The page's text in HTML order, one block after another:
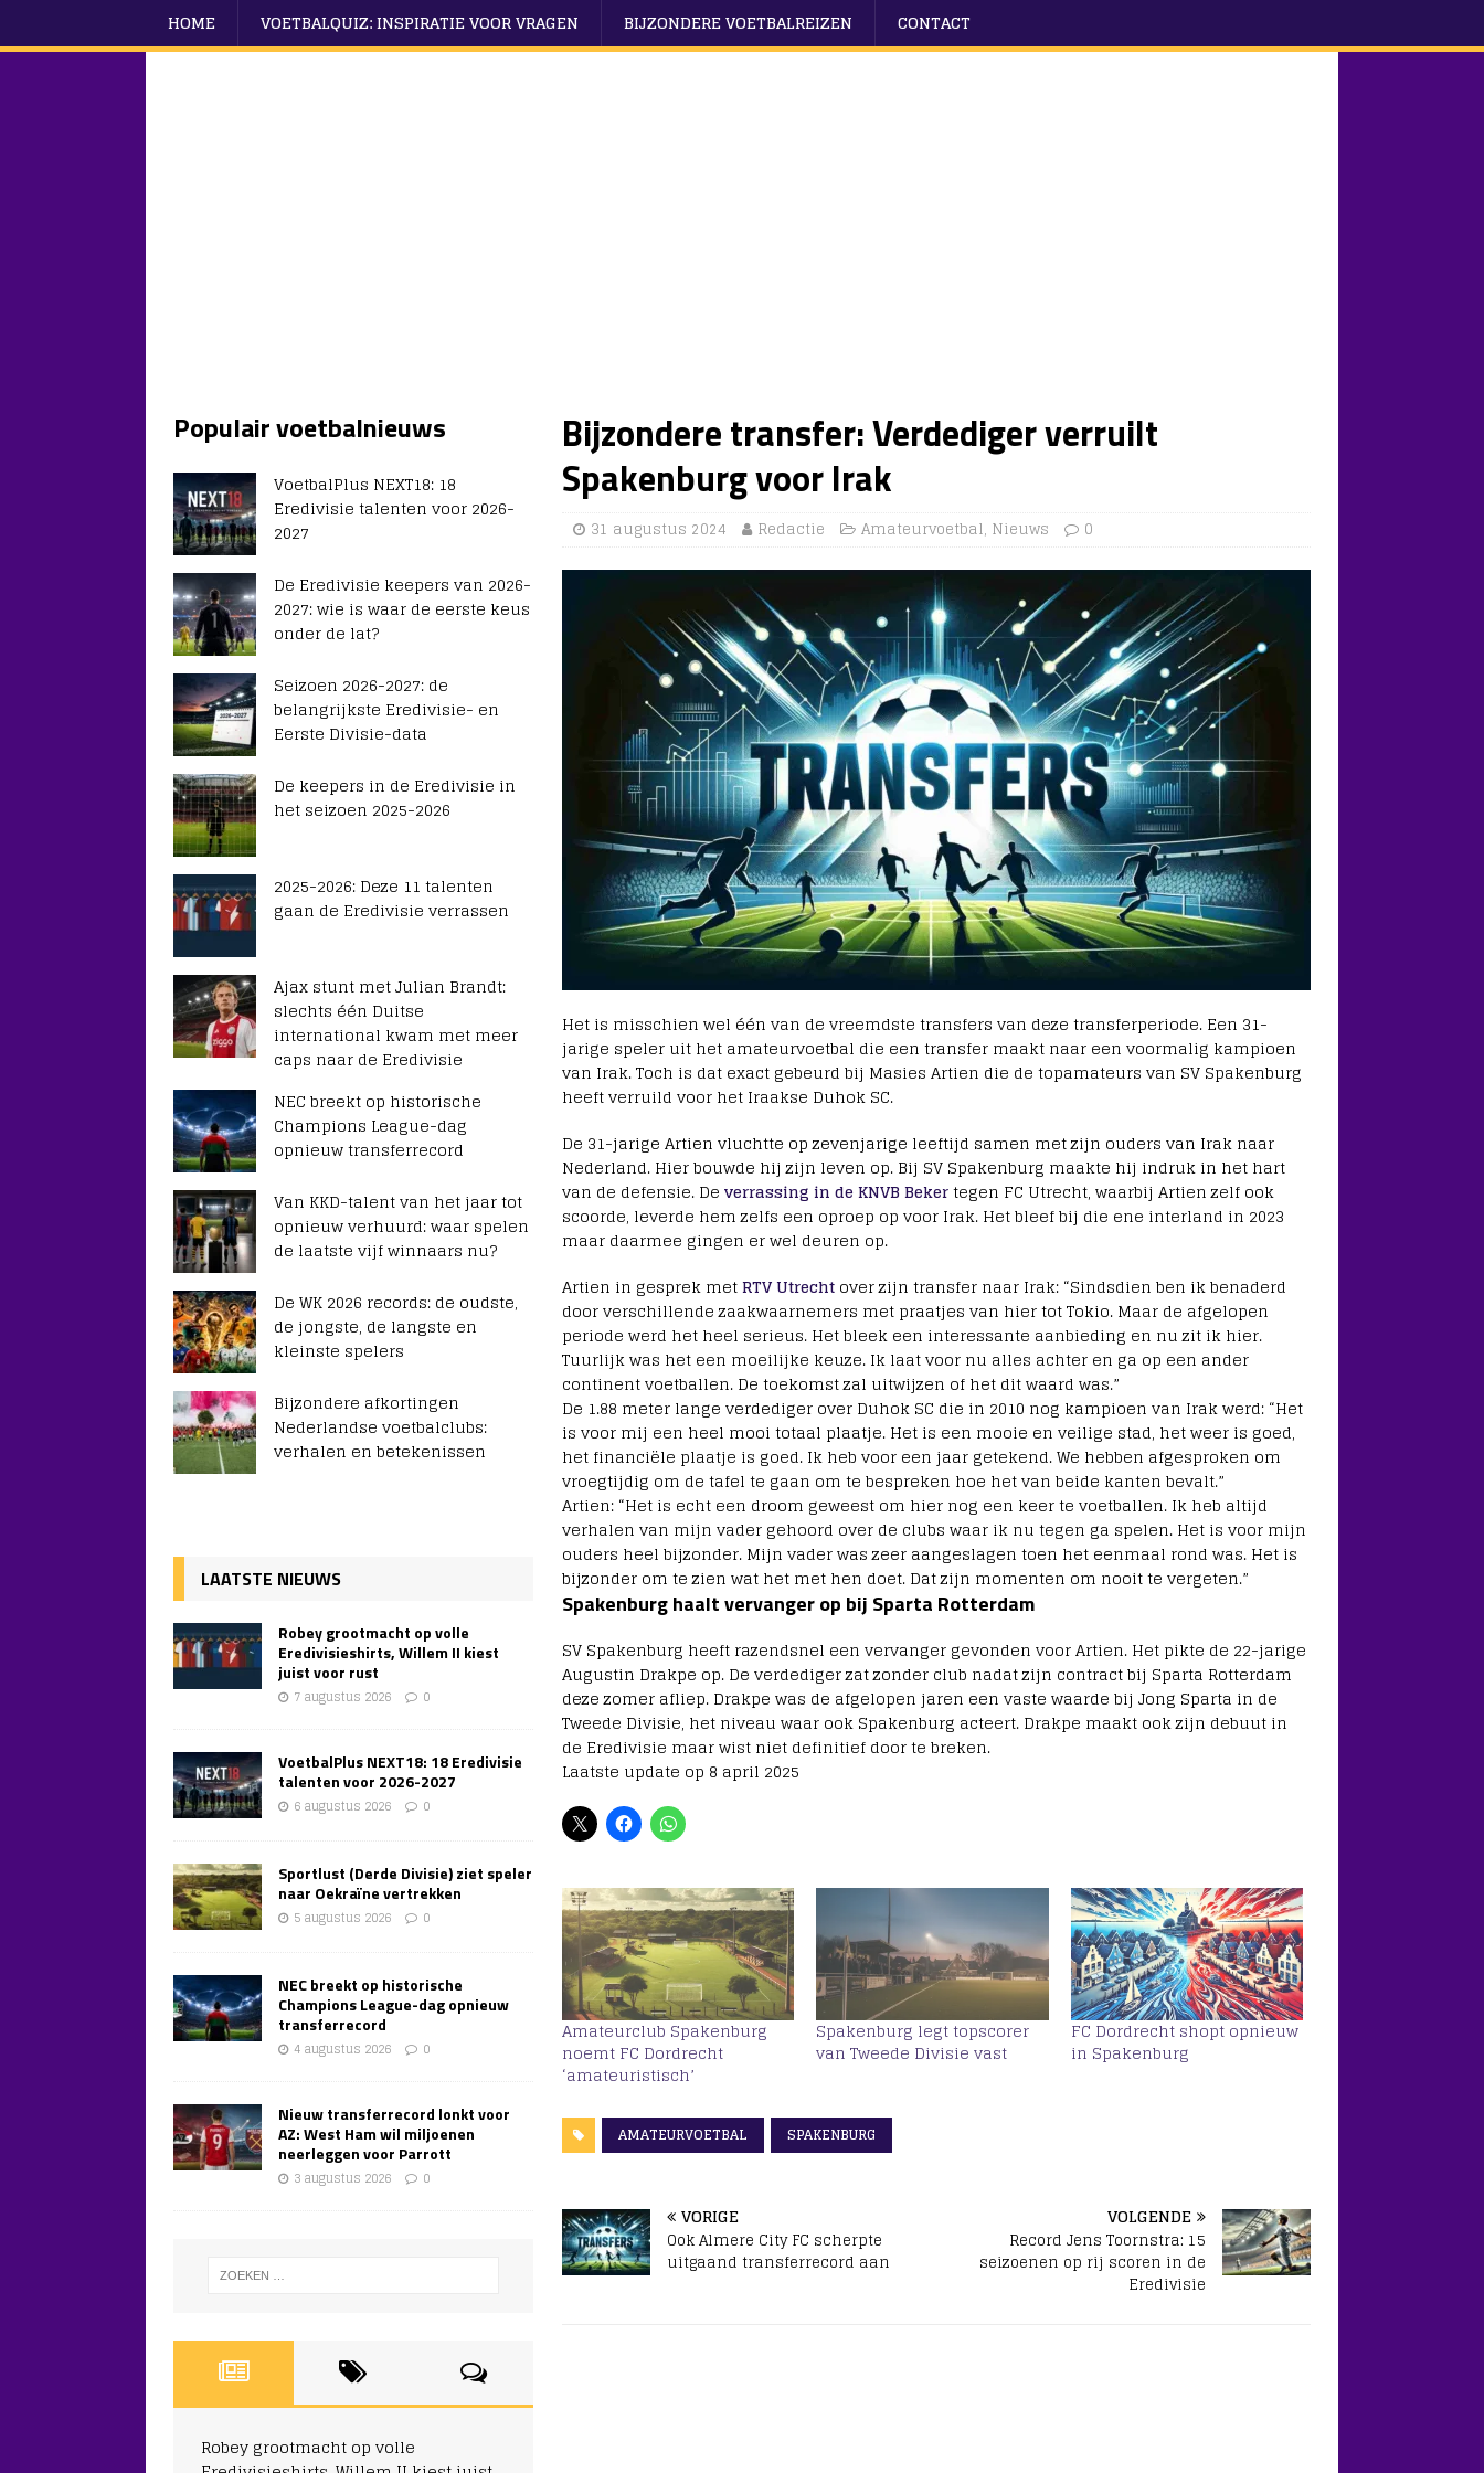
HOME VOETBALQUIZ: INSPIRATIE VOOR VRAGEN BIJZONDERE VOETBALREIZEN CONTACT
Bijzondere transfer: Verdediger verruilt
Spakenburg voor Irak
31 augustus 2024 Redactie Amateurvoetbal, Nieuws 0
Het is misschien wel één van de vreemdste transfers van deze transferperiode. Een 31-
jarige speler uit het amateurvoetbal die een transfer maakt naar een voormalig kampioen
van Irak. Toch is dat exact gebeurd bij Masies Artien die de topamateurs van SV Spakenburg
heeft verruild voor het Iraakse Duhok SC.
De 31-jarige Artien vluchtte op zevenjarige leeftijd samen met zijn ouders van Irak naar
Nederland. Hier bouwde hij zijn leven op. Bij SV Spakenburg maakte hij indruk in het hart
van de defensie. De verrassing in de KNVB Bekertegen FC Utrecht, waarbij Artien zelf ook
scoorde, leverde hem zelfs een oproep op voor Irak. Het bleef bij die ene interland in 2023
maar daarmee gingen er wel deuren op.
Artien in gesprek metRTV Utrechtover zijn transfer naar Irak: “Sindsdien ben ik benaderd
door verschillende zaakwaarnemers met praatjes van hier tot Tokio. Maar de afgelopen
periode werd het heel serieus. Het bleek een interessante aanbieding en nu zit ik hier.
Tuurlijk was het een moeilijke keuze. Ik laat voor nu alles achter en ga op een ander
continent voetballen. De toekomst zal uitwijzen of het dit waard was.”
De 1.88 meter lange verdediger over Duhok SC die in 2010 nog kampioen van Irak werd: “Het
is voor mij een heel mooi totaal plaatje. Het is een mooie en veilige stad, het weer is goed,
het financiële plaatje is goed. Ik heb voor een jaar getekend. We hebben afgesproken om
vroegtijdig om de tafel te gaan om te bespreken hoe het van beide kanten bevalt.”
Artien: “Het is echt een droom geweest om hier nog een keer te voetballen. Ik heb altijd
verhalen van mijn vader gehoord over de clubs waar ik nu tegen ga spelen. Het is voor mijn
ouders heel bijzonder. Mijn vader was zeer aangeslagen toen het eenmaal rond was. Het is
bijzonder om te zien wat het met hen doet. Dat zijn momenten om nooit te vergeten.”
Spakenburg haalt vervanger op bij Sparta Rotterdam
SV Spakenburg heeft razendsnel een vervanger gevonden voor Artien. Het pikte de 22-jarige
Augustin Drakpe op. De verdediger zat zonder club nadat zijn contract bij Sparta Rotterdam
deze zomer afliep. Drakpe was de afgelopen jaren een vaste waarde bij Jong Sparta in de
Tweede Divisie, het niveau waar ook Spakenburg acteert. Drakpe maakt ook zijn debuut in
de Eredivisie maar wist niet definitief door te breken.
Laatste update op 8 april 2025
Amateurclub Spakenburg
noemt FC Dordrecht
‘amateuristisch’
Spakenburg legt topscorer
van Tweede Divisie vast
FC Dordrecht shopt opnieuw
in Spakenburg
AMATEURVOETBAL SPAKENBURG
VORIGE
Ook Almere City FC scherpte
uitgaand transferrecord aan
VOLGENDE
Record Jens Toornstra: 15
seizoenen op rij scoren in de
Eredivisie
Populair voetbalnieuws
VoetbalPlus NEXT18: 18
Eredivisie talenten voor 2026-
2027
De Eredivisie keepers van 2026-
2027: wie is waar de eerste keus
onder de lat?
Seizoen 2026-2027: de
belangrijkste Eredivisie- en
Eerste Divisie-data
De keepers in de Eredivisie in
het seizoen 2025-2026
2025-2026: Deze 11 talenten
gaan de Eredivisie verrassen
Ajax stunt met Julian Brandt:
slechts één Duitse
international kwam met meer
caps naar de Eredivisie
NEC breekt op historische
Champions League-dag
opnieuw transferrecord
Van KKD-talent van het jaar tot
opnieuw verhuurd: waar spelen
de laatste vijf winnaars nu?
De WK 2026 records: de oudste,
de jongste, de langste en
kleinste spelers
Bijzondere afkortingen
Nederlandse voetbalclubs:
verhalen en betekenissen
LAATSTE NIEUWS
Robey grootmacht op volle
Eredivisieshirts, Willem II kiest
juist voor rust
7 augustus 2026 0
VoetbalPlus NEXT18: 18 Eredivisie
talenten voor 2026-2027
6 augustus 2026 0
Sportlust (Derde Divisie) ziet speler
naar Oekraïne vertrekken
5 augustus 2026 0
NEC breekt op historische
Champions League-dag opnieuw
transferrecord
4 augustus 2026 0
Nieuw transferrecord lonkt voor
AZ: West Ham wil miljoenen
neerleggen voor Parrott
3 augustus 2026 0
Robey grootmacht op volle